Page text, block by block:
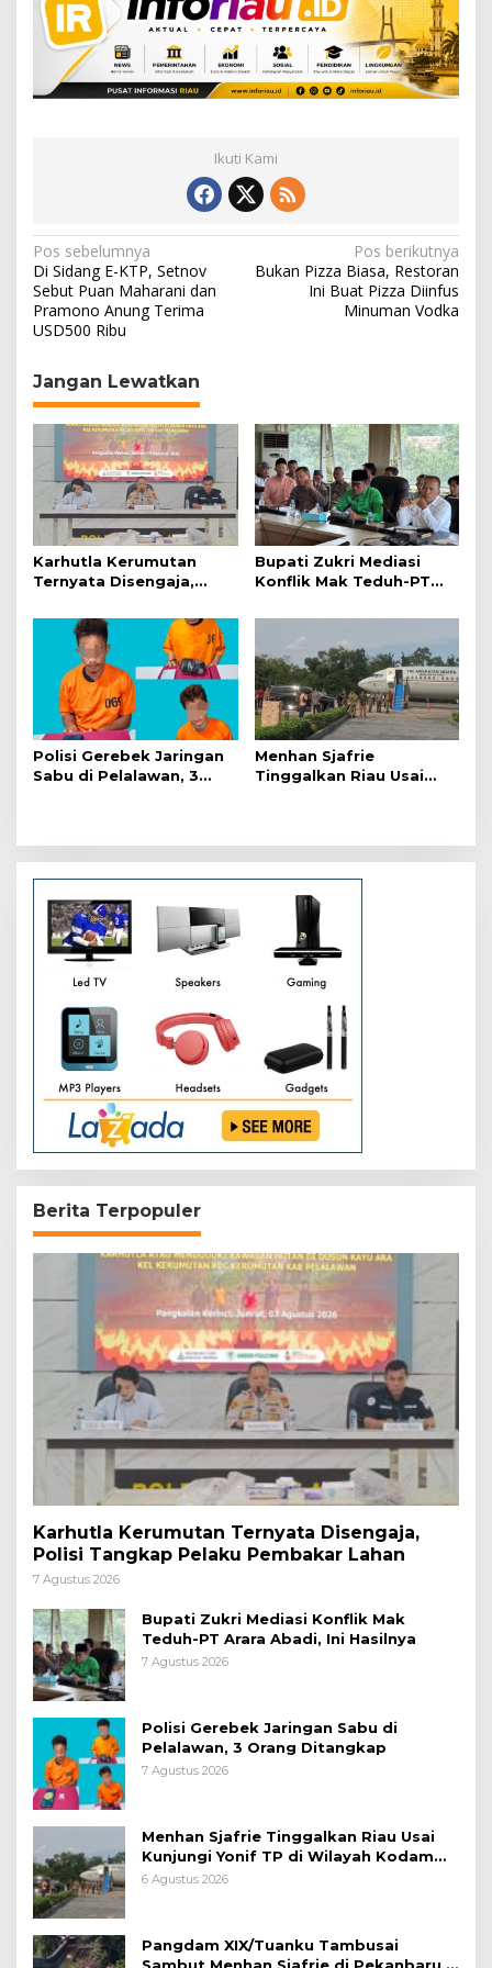
Ikuti Kami
N
a
v
g
a
s
p
s
Pos sebelumnya
Di Sidang E-KTP, Setnov
Sebut Puan Maharani dan
Pramono Anung Terima
USD500 Ribu
Pos berikutnya
Bukan Pizza Biasa, Restoran
Ini Buat Pizza Diinfus
Minuman Vodka
Jangan Lewatkan
Karhutla Kerumutan
Ternyata Disengaja,
Pembakar Lahan
Bupati Zukri Mediasi
Konflik Mak Teduh-PT
Polisi Gerebek Jaringan
Sabu di Pelalawan, 3
Menhan Sjafrie
Tinggalkan Riau Usai
Berita Terpopuler
Karhutla Kerumutan Ternyata Disengaja,
Polisi Tangkap Pelaku Pembakar Lahan
7 Agustus 2026
Bupati Zukri Mediasi Konflik Mak
Teduh-PT Arara Abadi, Ini Hasilnya
7 Agustus 2026
Polisi Gerebek Jaringan Sabu di
Pelalawan, 3 Orang Ditangkap
7 Agustus 2026
Menhan Sjafrie Tinggalkan Riau Usai
Kunjungi Yonif TP di Wilayah Kodam
XIX/Tuanku Tambusai
6 Agustus 2026
Pangdam XIX/Tuanku Tambusai